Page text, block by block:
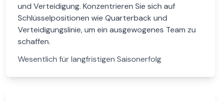
und Verteidigung. Konzentrieren Sie sich auf
Schlüsselpositionen wie Quarterback und
Verteidigungslinie, um ein ausgewogenes Team zu
schaffen.
Wesentlich für langfristigen Saisonerfolg